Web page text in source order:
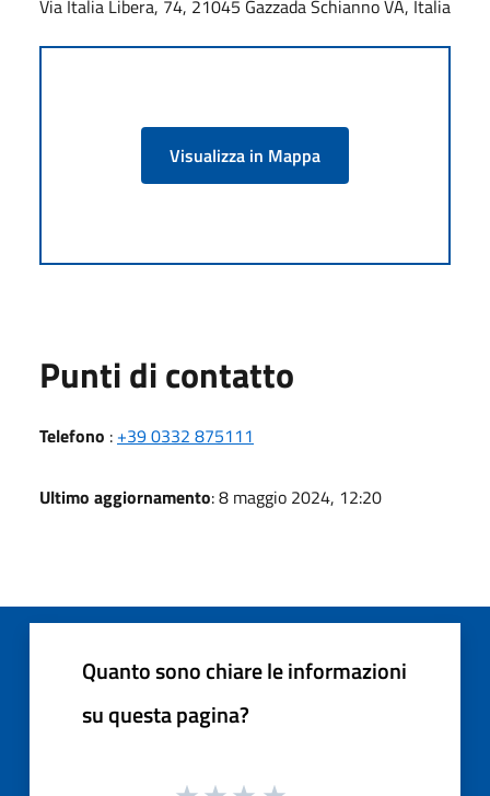
Via Italia Libera, 74, 21045 Gazzada Schianno VA, Italia
Visualizza in Mappa
Punti di contatto
Telefono : +39 0332 875111
Ultimo aggiornamento: 8 maggio 2024, 12:20
Quanto sono chiare le informazioni
su questa pagina?